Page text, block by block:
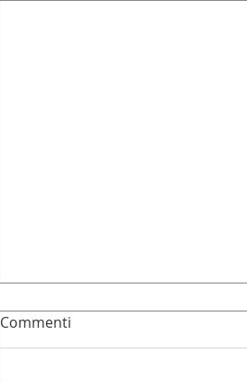
Commenti